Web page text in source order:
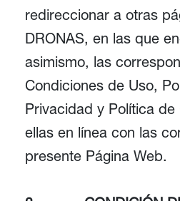
redireccionar a otras
DRONAS, en las que
asimismo, las
Condiciones de Uso,
Privacidad y Política de
ellas en línea con las
presente Página Web.